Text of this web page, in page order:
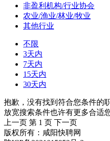
非盈利机构/行业协会
农业/渔业/林业/牧业
其他行业
不限
3天内
7天内
15天内
30天内
抱歉，没有找到符合您条件的
放宽搜索条件也许有更多合适
上一页 第 1 页 下一页
版权所有：咸阳快聘网